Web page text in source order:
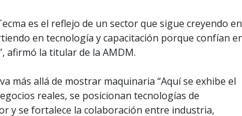
es el reflejo de un sector que sigue creyendo en
en tecnología y capacitación porque confían
afirmó la titular de la AMDM.
más allá de mostrar maquinaria “Aquí se exhibe el
reales, se posicionan tecnologías de
y se fortalece la colaboración entre industria,